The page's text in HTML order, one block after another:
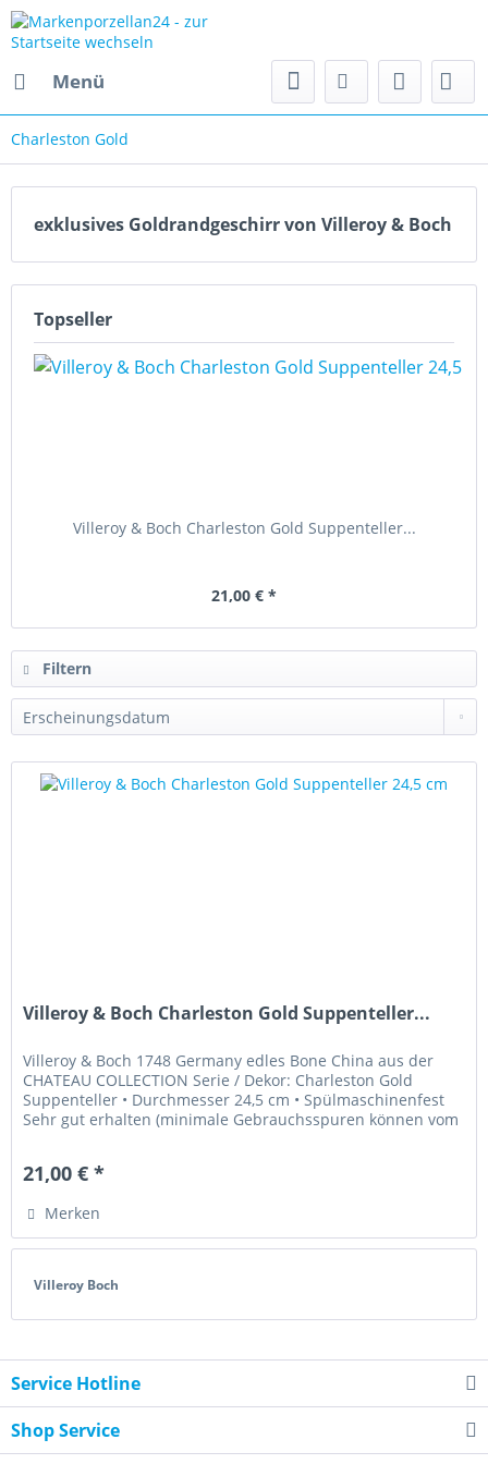
Menü
Charleston Gold
exklusives Goldrandgeschirr von Villeroy & Boch
Topseller
Villeroy & Boch Charleston Gold Suppenteller...
21,00 € *
Filtern
Villeroy & Boch Charleston Gold Suppenteller...
Villeroy & Boch 1748 Germany edles Bone China aus der
CHATEAU COLLECTION Serie / Dekor: Charleston Gold
Suppenteller • Durchmesser 24,5 cm • Spülmaschinenfest
Sehr gut erhalten (minimale Gebrauchsspuren können vom
21,00 € *
Merken
Villeroy Boch
Service Hotline
Shop Service